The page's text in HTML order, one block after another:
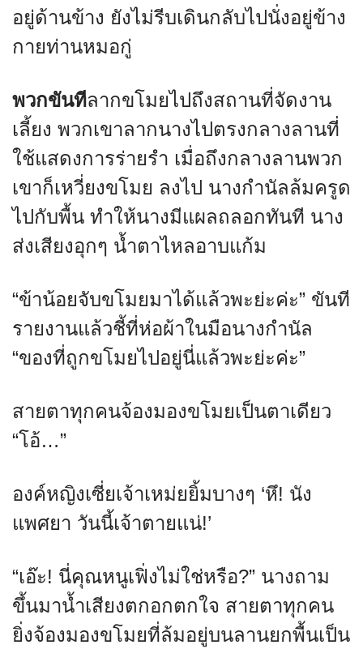
อยู่ด้านข้าง ยังไม่รีบเดินกลับไปนั่งอยู่ข้าง
กายท่านหมอกู่
พวกขันทีลากขโมยไปถึงสถานที่จัดงาน
เลี้ยง พวกเขาลากนางไปตรงกลางลานที่
ใช้แสดงการร่ายรำ เมื่อถึงกลางลานพวก
เขาก็เหวี่ยงขโมย ลงไป นางกำนัลล้มครูด
ไปกับพื้น ทำให้นางมีแผลถลอกทันที นาง
ส่งเสียงอุกๆ น้ำตาไหลอาบแก้ม
“ข้าน้อยจับขโมยมาได้แล้วพะย่ะค่ะ” ขันที
รายงานแล้วชี้ที่ห่อผ้าในมือนางกำนัล
“ของที่ถูกขโมยไปอยู่นี่แล้วพะย่ะค่ะ”
สายตาทุกคนจ้องมองขโมยเป็นตาเดียว
“โอ้…”
องค์หญิงเซี่ยเจ้าเหม่ยยิ้มบางๆ ‘หึ! นัง
แพศยา วันนี้เจ้าตายแน่!’
“เอ๊ะ! นี่คุณหนูเฟิ่งไม่ใช่หรือ?” นางถาม
ขึ้นมาน้ำเสียงตกอกตกใจ สายตาทุกคน
ยิ่งจ้องมองขโมยที่ล้มอยู่บนลานยกพื้นเป็น